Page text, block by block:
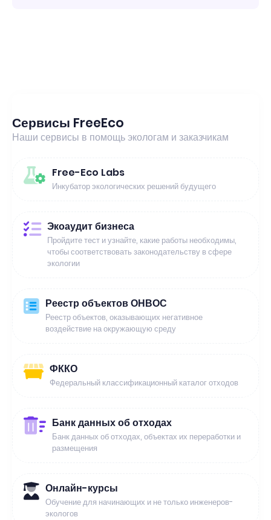
Сервисы FreeEco
Наши сервисы в помощь экологам и заказчикам
Free-Eco Labs
Инкубатор экологических решений будущего
Экоаудит бизнеса
Пройдите тест и узнайте, какие работы необходимы,
чтобы соответствовать законодательству в сфере
экологии
Реестр объектов ОНВОС
Реестр объектов, оказывающих негативное
воздействие на окружающую среду
ФККО
Федеральный классификационный каталог отходов
Банк данных об отходах
Банк данных об отходах, объектах их переработки и
размещения
Онлайн-курсы
Обучение для начинающих и не только инженеров-
экологов